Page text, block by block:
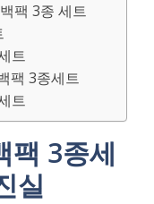
팩 3종 세트
트
팩 3종세트
트
팩 3종세
실